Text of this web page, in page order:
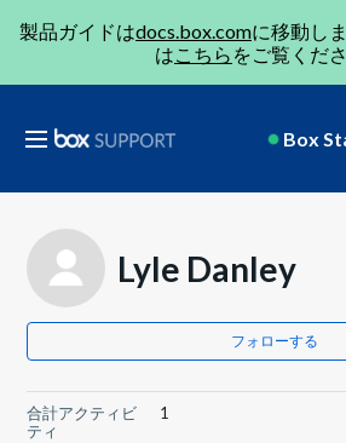
製品ガイドはdocs.box.comに移動し
はこちら をご覧くださ
Box
Lyle Danley
フォローする
合計アクティビ
ティ
1